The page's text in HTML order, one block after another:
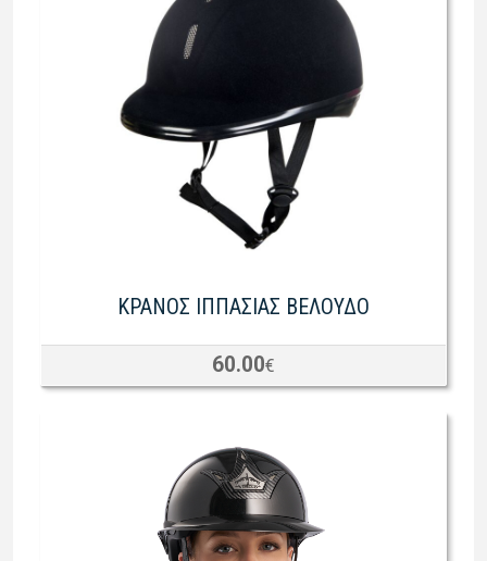
ΚΡΑΝΟΣ ΙΠΠΑΣΙΑΣ ΒΕΛΟΥΔΟ
60.00€